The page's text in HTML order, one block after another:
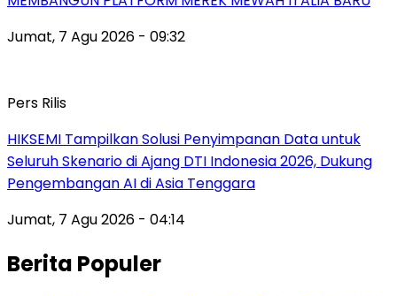
Jumat, 7 Agu 2026 - 09:32
Pers Rilis
HIKSEMI Tampilkan Solusi Penyimpanan Data untuk
Seluruh Skenario di Ajang DTI Indonesia 2026, Dukung
Pengembangan AI di Asia Tenggara
Jumat, 7 Agu 2026 - 04:14
Berita Populer